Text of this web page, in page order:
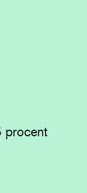
procent